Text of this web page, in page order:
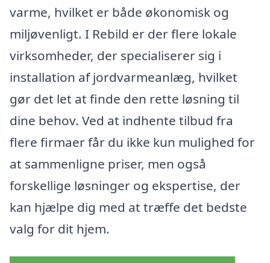
varme, hvilket er både økonomisk og
miljøvenligt. I Rebild er der flere lokale
virksomheder, der specialiserer sig i
installation af jordvarmeanlæg, hvilket
gør det let at finde den rette løsning til
dine behov. Ved at indhente tilbud fra
flere firmaer får du ikke kun mulighed for
at sammenligne priser, men også
forskellige løsninger og ekspertise, der
kan hjælpe dig med at træffe det bedste
valg for dit hjem.